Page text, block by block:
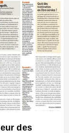
des